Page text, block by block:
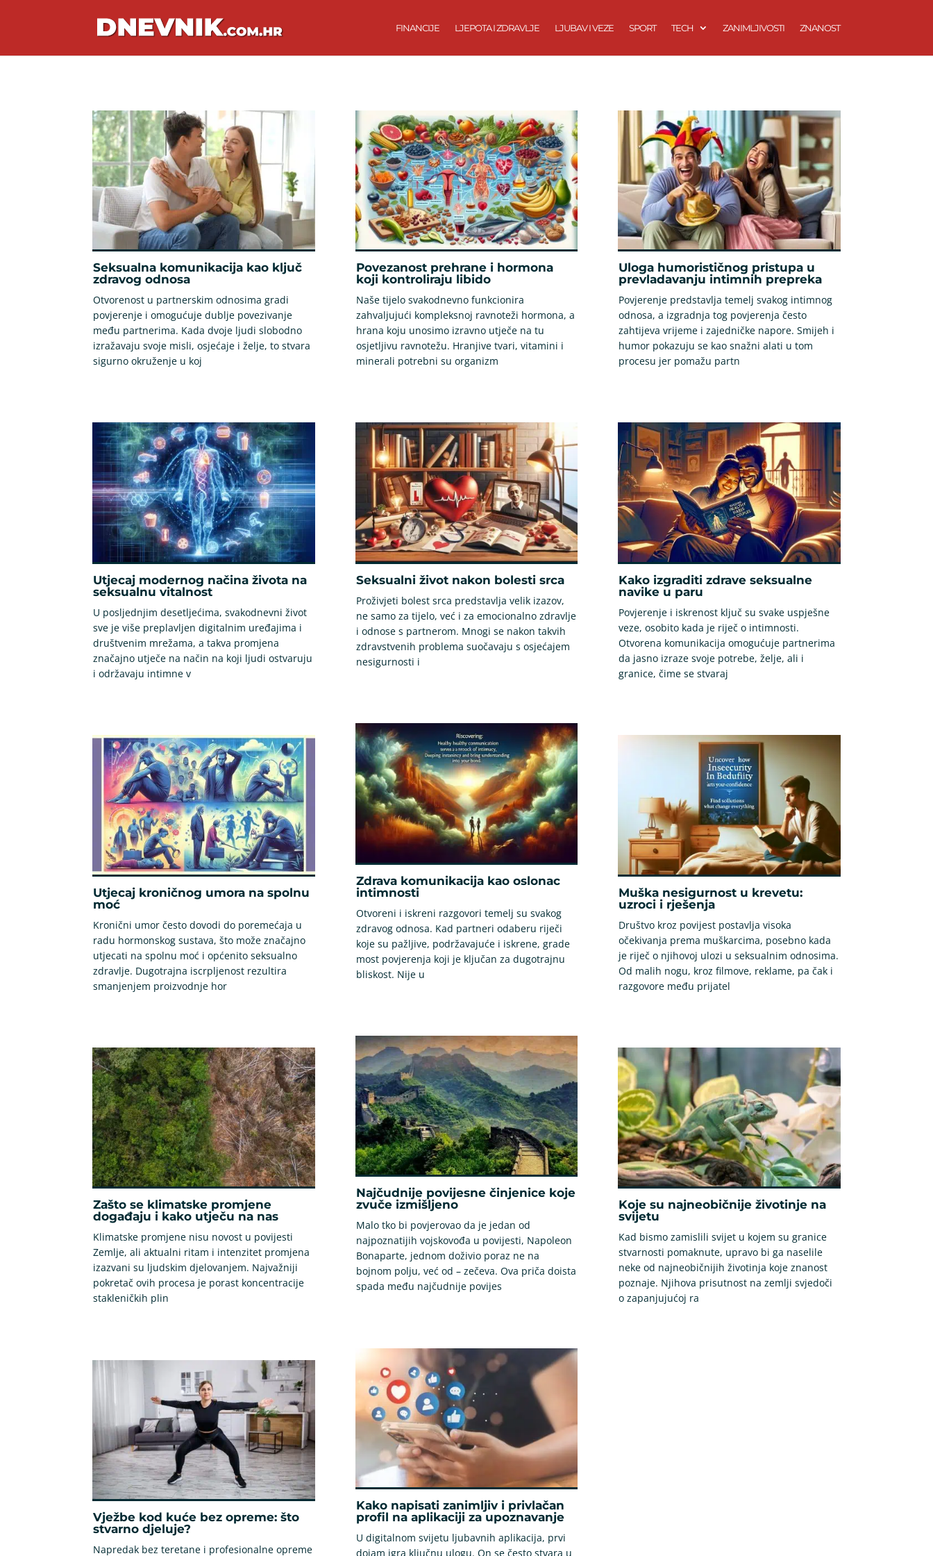
FINANCIJE LJEPOTA I ZDRAVLJE LJUBAV I VEZE SPORT TECH ZANIMLJIVOSTI ZNANOST
Seksualna komunikacija kao ključ
zdravog odnosa
Otvorenost u partnerskim odnosima gradi
povjerenje i omogućuje dublje povezivanje
među partnerima. Kada dvoje ljudi slobodno
izražavaju svoje misli, osjećaje i želje, to stvara
sigurno okruženje u koj
Utjecaj modernog načina života na
seksualnu vitalnost
U posljednjim desetljećima, svakodnevni život
sve je više preplavljen digitalnim uređajima i
društvenim mrežama, a takva promjena
značajno utječe na način na koji ljudi ostvaruju
i održavaju intimne v
Utjecaj kroničnog umora na spolnu
moć
Kronični umor često dovodi do poremećaja u
radu hormonskog sustava, što može značajno
utjecati na spolnu moć i općenito seksualno
zdravlje. Dugotrajna iscrpljenost rezultira
smanjenjem proizvodnje hor
Zašto se klimatske promjene
događaju i kako utječu na nas
Klimatske promjene nisu novost u povijesti
Zemlje, ali aktualni ritam i intenzitet promjena
izazvani su ljudskim djelovanjem. Najvažniji
pokretač ovih procesa je porast koncentracije
stakleničkih plin
Vježbe kod kuće bez opreme: što
stvarno djeluje?
Napredak bez teretane i profesionalne opreme
Povezanost prehrane i hormona
koji kontroliraju libido
Naše tijelo svakodnevno funkcionira
zahvaljujući kompleksnoj ravnoteži hormona, a
hrana koju unosimo izravno utječe na tu
osjetljivu ravnotežu. Hranjive tvari, vitamini i
minerali potrebni su organizm
Seksualni život nakon bolesti srca
Proživjeti bolest srca predstavlja velik izazov,
ne samo za tijelo, već i za emocionalno zdravlje
i odnose s partnerom. Mnogi se nakon takvih
zdravstvenih problema suočavaju s osjećajem
nesigurnosti i
Zdrava komunikacija kao oslonac
intimnosti
Otvoreni i iskreni razgovori temelj su svakog
zdravog odnosa. Kad partneri odaberu riječi
koje su pažljive, podržavajuće i iskrene, grade
most povjerenja koji je ključan za dugotrajnu
bliskost. Nije u
Najčudnije povijesne činjenice koje
zvuče izmišljeno
Malo tko bi povjerovao da je jedan od
najpoznatijih vojskovođa u povijesti, Napoleon
Bonaparte, jednom doživio poraz ne na
bojnom polju, već od – zečeva. Ova priča doista
spada među najčudnije povijes
Kako napisati zanimljiv i privlačan
profil na aplikaciji za upoznavanje
U digitalnom svijetu ljubavnih aplikacija, prvi
dojam igra ključnu ulogu. On se često stvara u
Uloga humorističnog pristupa u
prevladavanju intimnih prepreka
Povjerenje predstavlja temelj svakog intimnog
odnosa, a izgradnja tog povjerenja često
zahtijeva vrijeme i zajedničke napore. Smijeh i
humor pokazuju se kao snažni alati u tom
procesu jer pomažu partn
Kako izgraditi zdrave seksualne
navike u paru
Povjerenje i iskrenost ključ su svake uspješne
veze, osobito kada je riječ o intimnosti.
Otvorena komunikacija omogućuje partnerima
da jasno izraze svoje potrebe, želje, ali i
granice, čime se stvaraj
Muška nesigurnost u krevetu:
uzroci i rješenja
Društvo kroz povijest postavlja visoka
očekivanja prema muškarcima, posebno kada
je riječ o njihovoj ulozi u seksualnim odnosima.
Od malih nogu, kroz filmove, reklame, pa čak i
razgovore među prijatel
Koje su najneobičnije životinje na
svijetu
Kad bismo zamislili svijet u kojem su granice
stvarnosti pomaknute, upravo bi ga naselile
neke od najneobičnijih životinja koje znanost
poznaje. Njihova prisutnost na zemlji svjedoči
o zapanjujućoj ra